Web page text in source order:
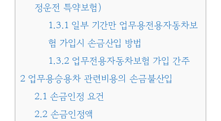
정운전 특약보험)
1.3.1 일부 기간만 업무용전용자동차보
험 가입시 손금산입 방법
1.3.2 업무전용자동차보험 가입 간주
2 업무용승용차 관련비용의 손금불산입
2.1 손금인정 요건
2.2손금인정액